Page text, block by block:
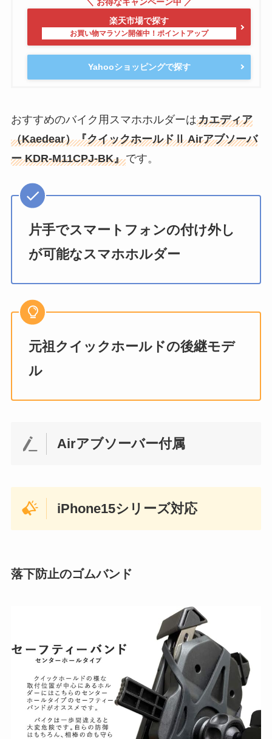
楽天市場で探す
Yahooショッピングで探す
おすすめのバイク用スマホホルダーはカエディア
（Kaedear）『クイックホールドⅡ Airアブソーバ
ー KDR-M11CPJ-BK』です。
片手でスマートフォンの付け外し
が可能なスマホホルダー
元祖クイックホールドの後継モデ
ル
Airアブソーバー付属
iPhone15シリーズ対応
落下防止のゴムバンド